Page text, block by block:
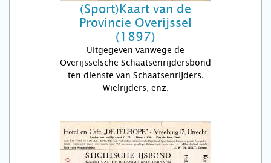
(Sport)Kaart van de
Provincie Overijssel
(1897)
Uitgegeven vanwege de
Overijsselsche Schaatsenrijdersbond
ten dienste van Schaatsenrijders,
Wielrijders, enz.